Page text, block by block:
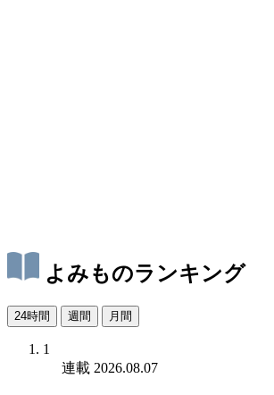
よみものランキング
24時間 週間 月間
1
連載 2026.08.07